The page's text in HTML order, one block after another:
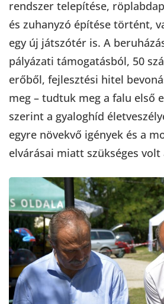
rendszer telepítése,
és zuhanyzó építése történt,
egy új játszótér is. A
pályázati támogatásból, 50
erőből, fejlesztési hitel
meg – tudtuk meg a falu első
szerint a gyaloghíd
egyre növekvő igények és a
elvárásai miatt szükséges volt